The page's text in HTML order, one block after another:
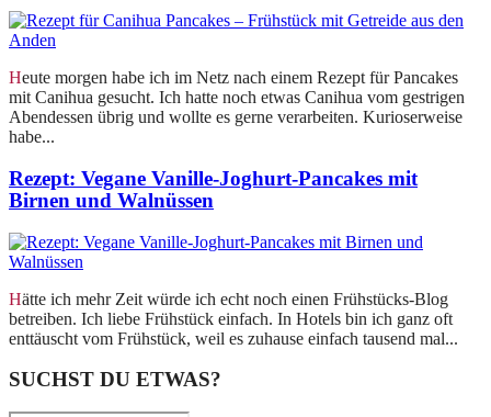
Heute morgen habe ich im Netz nach einem Rezept für Pancakes
mit Canihua gesucht. Ich hatte noch etwas Canihua vom gestrigen
Abendessen übrig und wollte es gerne verarbeiten. Kurioserweise
habe...
Rezept: Vegane Vanille-Joghurt-Pancakes mit
Birnen und Walnüssen
Hätte ich mehr Zeit würde ich echt noch einen Frühstücks-Blog
betreiben. Ich liebe Frühstück einfach. In Hotels bin ich ganz oft
enttäuscht vom Frühstück, weil es zuhause einfach tausend mal...
SUCHST DU ETWAS?